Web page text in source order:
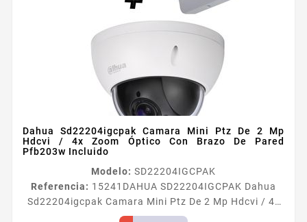
Dahua Sd22204igcpak Camara Mini Ptz De 2 Mp
Hdcvi / 4x Zoom Óptico Con Brazo De Pared
Pfb203w Incluido
Modelo: SD22204IGCPAK
Referencia: 15241 DAHUA SD22204IGCPAK Dahua
Sd22204igcpak Camara Mini Ptz De 2 Mp Hdcvi / 4x
Zoom Óptico Con Brazo De Pared Pfb203w Incluido